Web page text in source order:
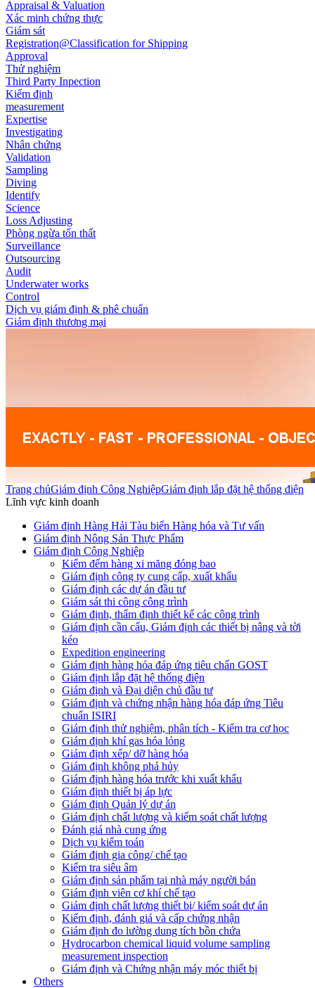
Appraisal & Valuation
Xác minh chứng thực
Giám sát
Registration@Classification for Shipping
Approval
Thử nghiệm
Third Party Inpection
Kiểm định
measurement
Expertise
Investigating
Nhân chứng
Validation
Sampling
Diving
Identify
Science
Loss Adjusting
Phòng ngừa tổn thất
Surveillance
Outsourcing
Audit
Underwater works
Control
Dịch vụ giám định & phê chuẩn
Giám định thương mại
Trang chủGiám định Công NghiệpGiám định lắp đặt hệ thống điện
Lĩnh vực kinh doanh
Giám định Hàng Hải Tàu biển Hàng hóa và Tư vấn
Giám định Nông Sản Thực Phẩm
Giám định Công Nghiệp
Kiểm đếm hàng xi măng đóng bao
Giám định công ty cung cấp, xuất khẩu
Giám định các dự án đầu tư
Giám sát thi công công trình
Giám định, thẩm định thiết kế các công trình
Giám định cần cẩu, Giám định các thiết bị nâng và tời
kéo
Expedition engineering
Giám định hàng hóa đáp ứng tiêu chẩn GOST
Giám định lắp đặt hệ thống điện
Giám định và Đại diện chủ đầu tư
Giám định và chứng nhận hàng hóa đáp ứng Tiêu
chuẩn ISIRI
Giám định thử nghiệm, phân tích - Kiểm tra cơ học
Giám định khí gas hóa lỏng
Giám định xếp/ dỡ hàng hóa
Giám định không phá hủy
Giám định hàng hóa trước khi xuất khẩu
Giám định thiết bị áp lực
Giám định Quản lý dự án
Giám định chất lượng và kiểm soát chất lượng
Đánh giá nhà cung ứng
Dịch vụ kiểm toán
Giám định gia công/ chế tạo
Kiểm tra siêu âm
Giám định sản phẩm tại nhà máy người bán
Giám định viên cơ khí chế tạo
Giám định chất lượng thiết bị/ kiểm soát dự án
Kiểm định, đánh giá và cấp chứng nhận
Giám định đo lường dung tích bồn chứa
Hydrocarbon chemical liquid volume sampling
measurement inspection
Giám định và Chứng nhận máy móc thiết bị
Others